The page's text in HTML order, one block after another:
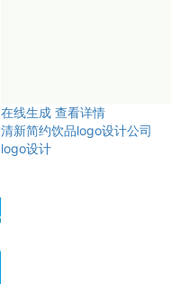
在线生成 查看详情
清新简约饮品logo设计公司
logo设计